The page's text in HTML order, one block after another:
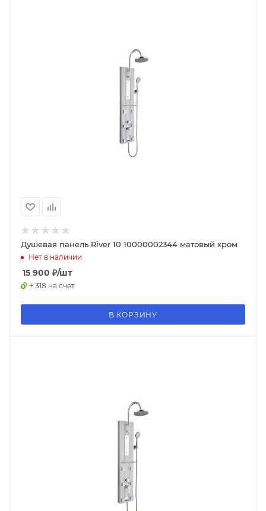
Душевая панель River 10 10000002344 матовый хром
Нет в наличии
15 900 ₽/шт
+ 318 на счет
В КОРЗИНУ